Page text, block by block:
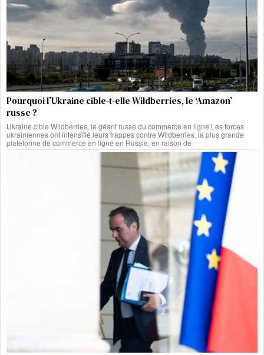
Pourquoi l’Ukraine cible-t-elle Wildberries, le ‘Amazon’
russe ?
Ukraine cible Wildberries, le géant russe du commerce en ligne Les forces
ukrainiennes ont intensifié leurs frappes contre Wildberries, la plus grande
plateforme de commerce en ligne en Russie, en raison de